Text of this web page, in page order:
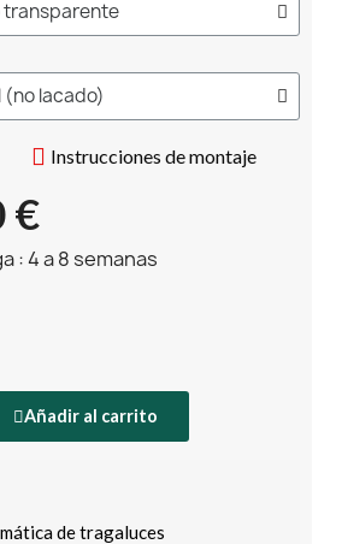
Instrucciones de montaje
€
: 4 a 8 semanas
Añadir al carrito
de tragaluces